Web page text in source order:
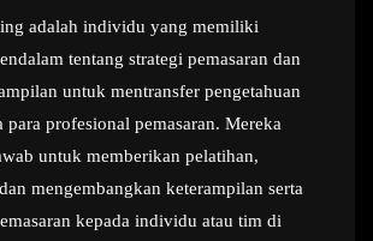
adalah individu yang memiliki
tentang strategi pemasaran dan
untuk mentransfer pengetahuan
para profesional pemasaran. Mereka
untuk memberikan pelatihan,
mengembangkan keterampilan serta
kepada individu atau tim di